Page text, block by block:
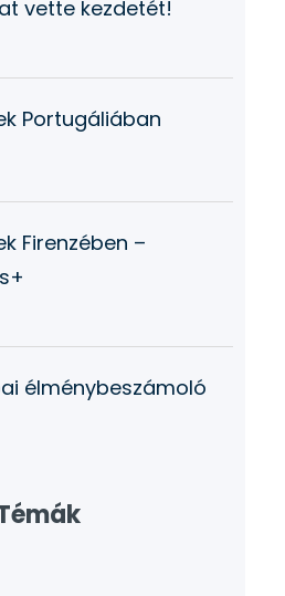
vette kezdetét!
Portugáliában
Firenzében –
élménybeszámoló